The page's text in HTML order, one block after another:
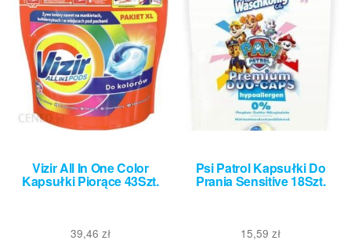
Vizir All In One Color
Kapsułki Piorące 43Szt.
39,46 zł
Psi Patrol Kapsułki Do
Prania Sensitive 18Szt.
15,59zł